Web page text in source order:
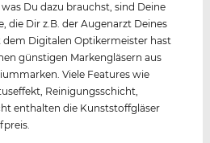
Du dazu brauchst, sind Deine
die Dir z.B. der Augenarzt Deines
Digitalen Optikermeister hast
günstigen Markengläsern aus
Viele Features wie
Reinigungsschicht,
enthalten die Kunststoffgläser